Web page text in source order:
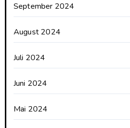
September 2024
August 2024
Juli 2024
Juni 2024
Mai 2024